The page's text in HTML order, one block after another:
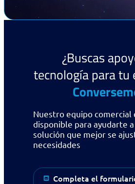
¿Buscas
tecnología para tu
Nuestro equipo comercial
disponible para ayudarte
solución que mejor se
necesidades
Completa el